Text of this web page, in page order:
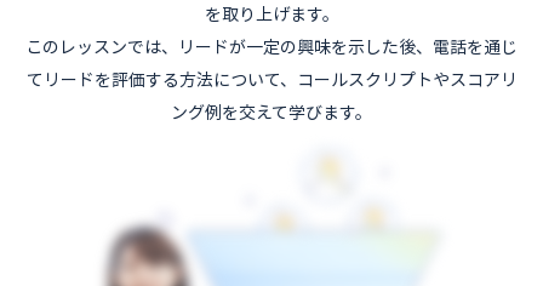
を取り上げます。
このレッスンでは、リードが一定の興味を示した後、電話を通じ
てリードを評価する方法について、コールスクリプトやスコアリ
ング例を交えて学びます。